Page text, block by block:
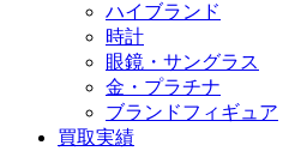
ハイブランド
時計
眼鏡・サングラス
金・プラチナ
ブランドフィギュア
買取実績